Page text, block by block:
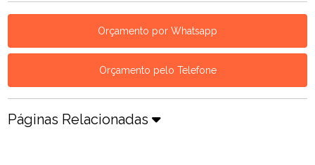
Orçamento por Whatsapp
Orçamento pelo Telefone
Páginas Relacionadas